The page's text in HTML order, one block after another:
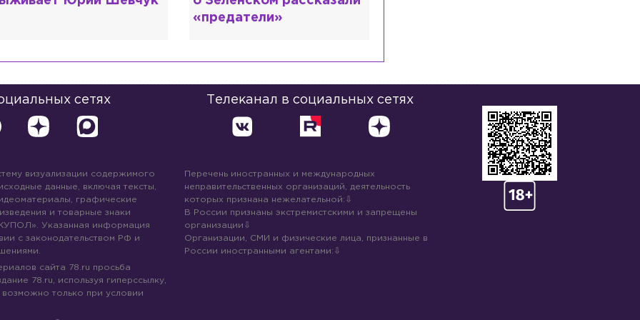
«предатели»
сетях Телеканал в социальных сетях
визуализации содержимого
данные, включая тексты,
графические
и товарные знаки
Указанная информация
с законодательством РФ и
сайта 78.ru просьба
78.ru, используя гиперссылку,
возможно только при условии
Перечень иностранных и международных
неправительственных организаций, деятельность
которых признана нежелательной:
В России признаны экстремистскими и запрещены
организации
Организации, СМИ и физические лица, признанные в
России иностранными агентами: